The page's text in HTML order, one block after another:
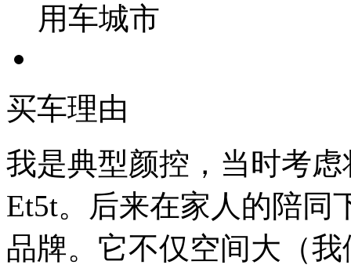
用车城市
买车理由
我是典型颜控，当时
Et5t。后来在家人的陪同
品牌。它不仅空间大（我